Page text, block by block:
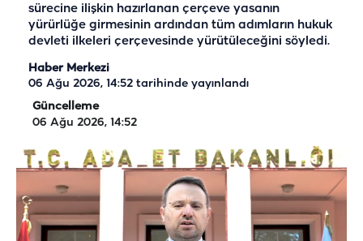
sürecine ilişkin hazırlanan çerçeve yasanın
yürürlüğe girmesinin ardından tüm adımların hukuk
devleti ilkeleri çerçevesinde yürütüleceğini söyledi.
Haber Merkezi
06 Ağu 2026, 14:52 tarihinde yayınlandı
Güncelleme
06 Ağu 2026, 14:52